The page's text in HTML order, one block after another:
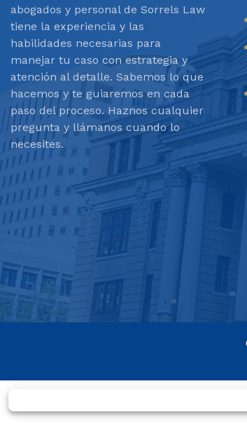
abogados y personal de Sorrels Law
tiene la experiencia y las
habilidades necesarias para
manejar tu caso con estrategia y
atención al detalle. Sabemos lo que
hacemos y te guiaremos en cada
paso del proceso. Haznos cualquier
pregunta y llámanos cuando lo
necesites.